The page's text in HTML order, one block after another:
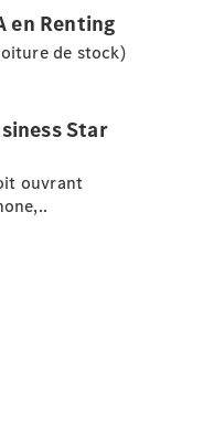
en Renting
de stock)
Star
ouvrant